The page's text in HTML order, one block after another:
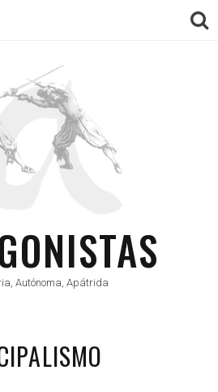
Autónoma, Apátrida